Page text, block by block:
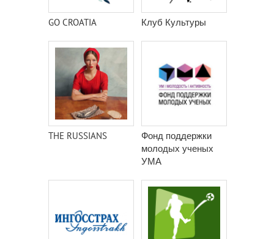
GO CROATIA Клуб Культуры
THE RUSSIANS
Фонд поддержки
молодых ученых
УМА